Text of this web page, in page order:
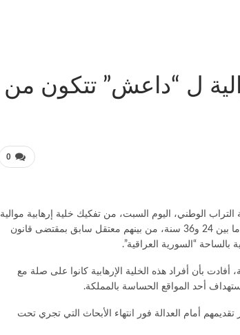
ل “داعش” تتكون من
0
التراب الوطني، اليوم السبت، من تفكيك خلية إرهابية موالية
ل “داعش” بمدينة طنجة، تتكون من خمسة متطرفين تتراوح أعمارهم ما بين 24 و36 سنة، من بينهم معتقل سابق بمقتضى قانون
“السورية العراقية”.
أفادت بأن أفراد هذه الخلية الإرهابية كانوا على صلة مع
أحد المواقع الحساسة بالمملكة.
أمام العدالة فور انتهاء الأبحاث التي تجري تحت